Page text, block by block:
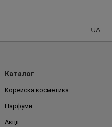
UA
Каталог
Корейска косметика
Парфуми
Акції